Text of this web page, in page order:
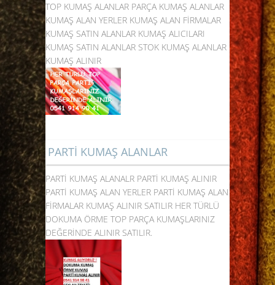
TOP KUMAŞ ALANLAR PARÇA KUMAŞ ALANLAR
KUMAŞ ALAN YERLER KUMAŞ ALAN FİRMALAR
KUMAŞ SATIN ALANLAR KUMAŞ ALICILARI
KUMAŞ SATIN ALANLAR STOK KUMAŞ ALANLAR
KUMAŞ ALINIR
PARTİ KUMAŞ ALANLAR
PARTİ KUMAŞ ALANALR PARTİ KUMAŞ ALINIR
PARTİ KUMAŞ ALAN YERLER PARTİ KUMAŞ ALAN
FİRMALAR KUMAŞ ALINIR SATILIR HER TÜRLÜ
DOKUMA ÖRME TOP PARÇA KUMAŞLARINIZ
DEĞERİNDE ALINIR SATILIR.